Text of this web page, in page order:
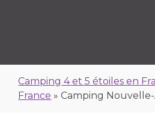
Camping 4 et 5 étoiles en
France »Camping